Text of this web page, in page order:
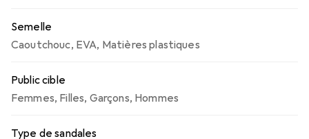
Semelle
Caoutchouc, EVA, Matières plastiques
Public cible
Femmes, Filles, Garçons, Hommes
Type de sandales